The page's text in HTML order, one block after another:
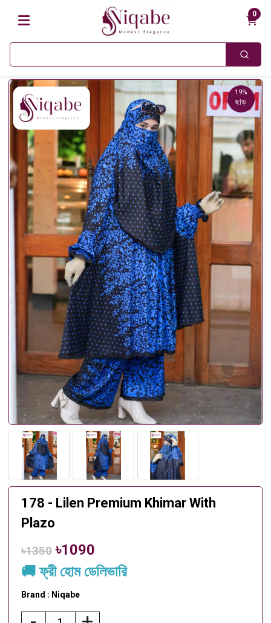
0
19%
ছাড়
178 - Lilen Premium Khimar With
Plazo
৳1350 ৳1090
🚚 ফ্রী হোম ডেলিভারি
Brand : Niqabe